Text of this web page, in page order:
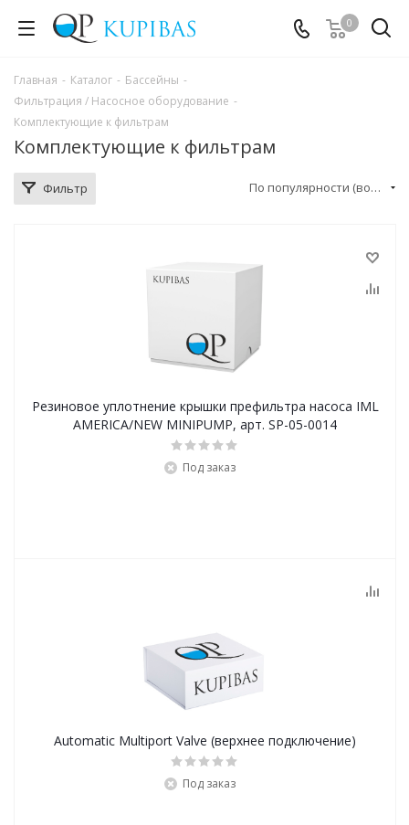
0
Главная - Каталог - Бассейны -
Фильтрация / Насосное оборудование -
Комплектующие к фильтрам
Комплектующие к фильтрам
Фильтр По популярности (возрастание)
Резиновое уплотнение крышки префильтра насоса IML
AMERICA/NEW MINIPUMP, арт. SP-05-0014
Под заказ
Automatic Multiport Valve (верхнее подключение)
Под заказ